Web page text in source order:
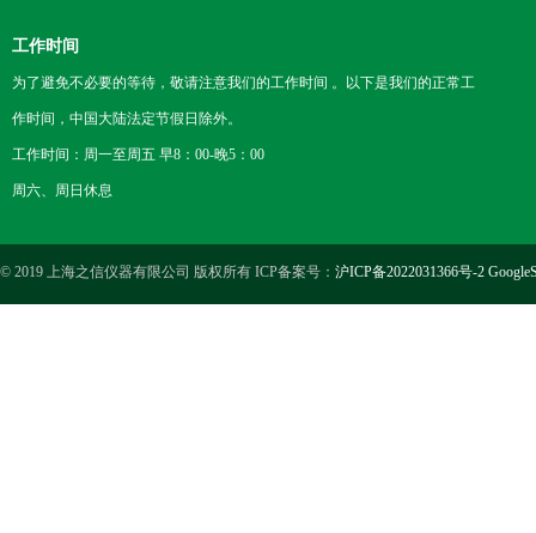
工作时间
为了避免不必要的等待，敬请注意我们的工作时间 。以下是我们的正常工
作时间，中国大陆法定节假日除外。
工作时间：周一至周五 早8：00-晚5：00
周六、周日休息
© 2019 上海之信仪器有限公司 版权所有 ICP备案号： 沪ICP备2022031366号-2